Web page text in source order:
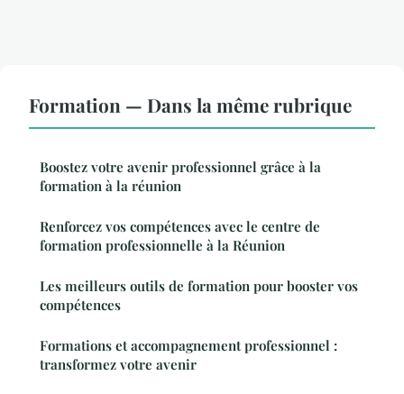
Formation — Dans la même rubrique
Boostez votre avenir professionnel grâce à la
formation à la réunion
Renforcez vos compétences avec le centre de
formation professionnelle à la Réunion
Les meilleurs outils de formation pour booster vos
compétences
Formations et accompagnement professionnel :
transformez votre avenir